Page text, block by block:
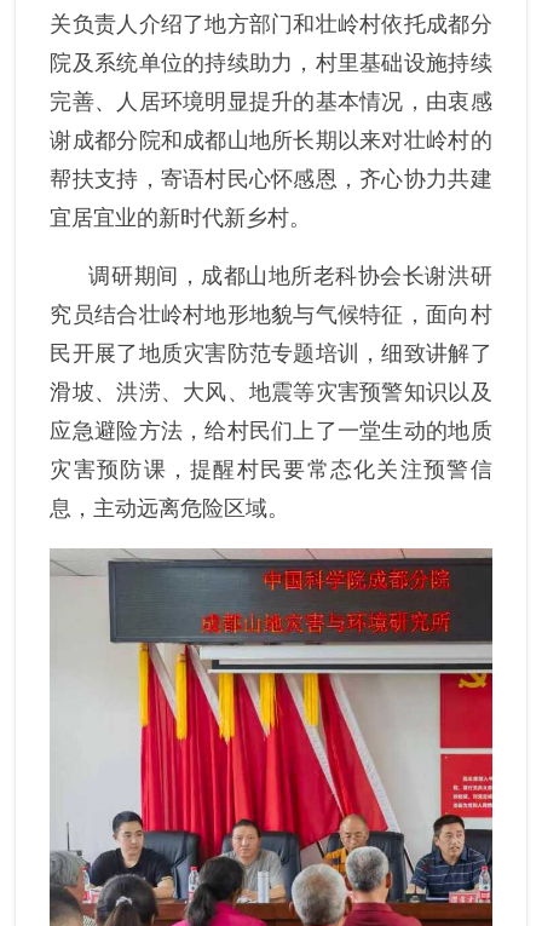
关负责人介绍了地方部门和壮岭村依托成都分
院及系统单位的持续助力，村里基础设施持续
完善、人居环境明显提升的基本情况， 由衷感
谢成都分院和成都山地所长期以来对壮岭村的
帮扶支持 ， 寄语村民心怀感恩，齐心协力共建
宜居宜业的新时代新乡村。
调研期间， 成都山地所老科协会长谢洪研
究员结合壮岭村地形地貌与气候特征，面向村
民开展了地质灾害防范专题培训，细致讲解了
滑坡、洪涝、大风、地震等灾害预警知识以及
应急避险方法 ，给村民们上了一堂生动的地质
灾害预防课，提醒村民要常态化关注预警信
息，主动远离危险区域。